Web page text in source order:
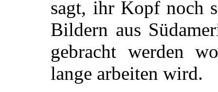
sagt, ihr Kopf noch
Bildern aus
gebracht werden
lange arbeiten wird.